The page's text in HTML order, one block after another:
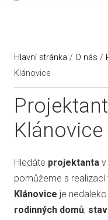
Hlavní stránka / O nás /
Klánovice
Klánovice
Hledáte projektanta v
pomůžeme s realizací
Klánovice je
rodinných domů,